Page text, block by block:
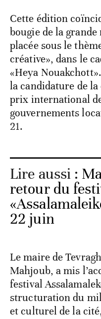
Cette édition
bougie de la
placée sous le
créative», dans le
«Heya
la candidature de
prix international
gouvernements
21.
Lire aussi :
retour du
22 juin
Le maire de
Mahjoub, a mis
festival
structuration du
et culturel de la